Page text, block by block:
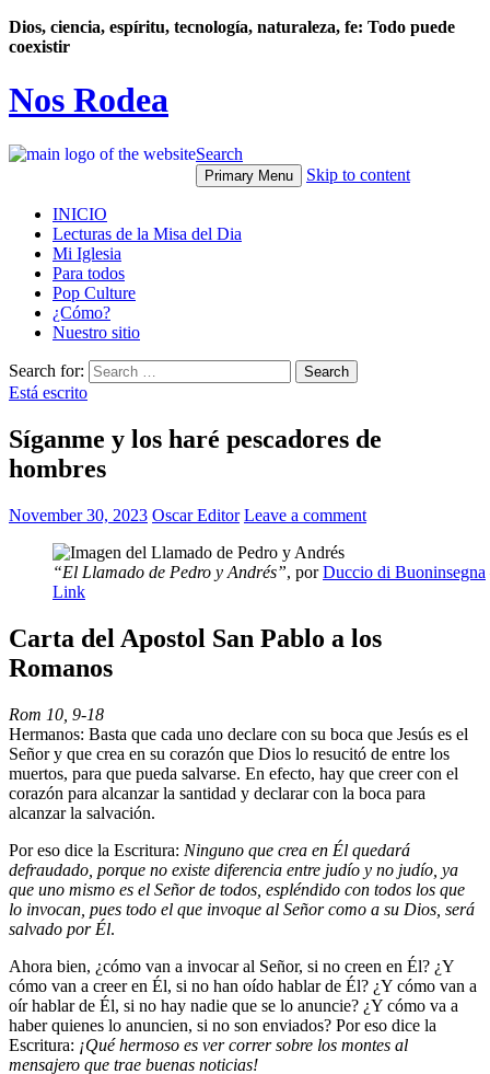
Dios, ciencia, espíritu, tecnología, naturaleza, fe: Todo puede
coexistir
Nos Rodea
Search
Primary Menu Skip to content
INICIO
Lecturas de la Misa del Dia
Mi Iglesia
Para todos
Pop Culture
¿Cómo?
Nuestro sitio
Search for:
Está escrito
Síganme y los haré pescadores de
hombres
November 30, 2023 Oscar Editor Leave a comment
“El Llamado de Pedro y Andrés”, porDuccio di Buoninsegna
Link
Carta del Apostol San Pablo a los
Romanos
Rom 10, 9-18
Hermanos: Basta que cada uno declare con su boca que Jesús es el
Señor y que crea en su corazón que Dios lo resucitó de entre los
muertos, para que pueda salvarse. En efecto, hay que creer con el
corazón para alcanzar la santidad y declarar con la boca para
alcanzar la salvación.
Por eso dice la Escritura: Ninguno que crea en Él quedará
defraudado, porque no existe diferencia entre judío y no judío, ya
que uno mismo es el Señor de todos, espléndido con todos los que
lo invocan, pues todo el que invoque al Señor como a su Dios, será
salvado por Él.
Ahora bien, ¿cómo van a invocar al Señor, si no creen en Él? ¿Y
cómo van a creer en Él, si no han oído hablar de Él? ¿Y cómo van a
oír hablar de Él, si no hay nadie que se lo anuncie? ¿Y cómo va a
haber quienes lo anuncien, si no son enviados? Por eso dice la
Escritura: ¡Qué hermoso es ver correr sobre los montes al
mensajero que trae buenas noticias!